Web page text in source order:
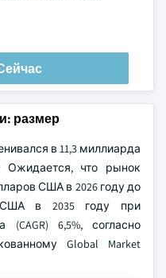
размер
в 11,3 миллиарда
что рынок
США в 2026 году до
США в 2035 году при
6,5%, согласно
Global Market